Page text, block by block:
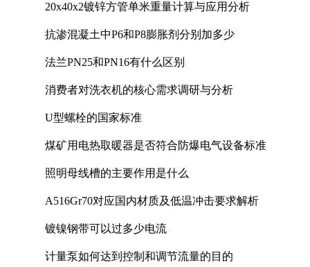
20x40x2镀锌方管单米重量计算与应用分析
抗渗混凝土中P6和P8膨胀剂分别加多少
法兰PN25和PN16有什么区别
消费者对洗衣机的核心需求调研与分析
U型螺栓的国家标准
煤矿用电热取暖器是否符合防爆电气设备标准
照明母线槽的主要作用是什么
A516Gr70对应国内材质及低温冲击要求解析
镀镍钢带可以过多少电流
计量泵如何达到控制和调节流量的目的